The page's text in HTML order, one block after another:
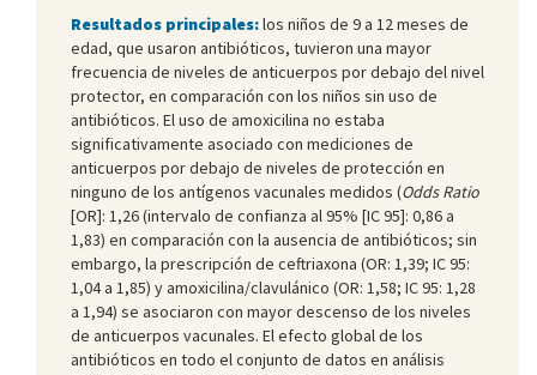
Resultados principales:los niños de 9 a 12 meses de
edad, que usaron antibióticos, tuvieron una mayor
frecuencia de niveles de anticuerpos por debajo del nivel
protector, en comparación con los niños sin uso de
antibióticos. El uso de amoxicilina no estaba
significativamente asociado con mediciones de
anticuerpos por debajo de niveles de protección en
ninguno de los antígenos vacunales medidos (Odds Ratio
[OR]: 1,26 (intervalo de confianza al 95% [IC 95]: 0,86 a
1,83) en comparación con la ausencia de antibióticos; sin
embargo, la prescripción de ceftriaxona (OR: 1,39; IC 95:
1,04 a 1,85) y amoxicilina/clavulánico (OR: 1,58; IC 95: 1,28
a 1,94) se asociaron con mayor descenso de los niveles
de anticuerpos vacunales. El efecto global de los
antibióticos en todo el conjunto de datos en análisis